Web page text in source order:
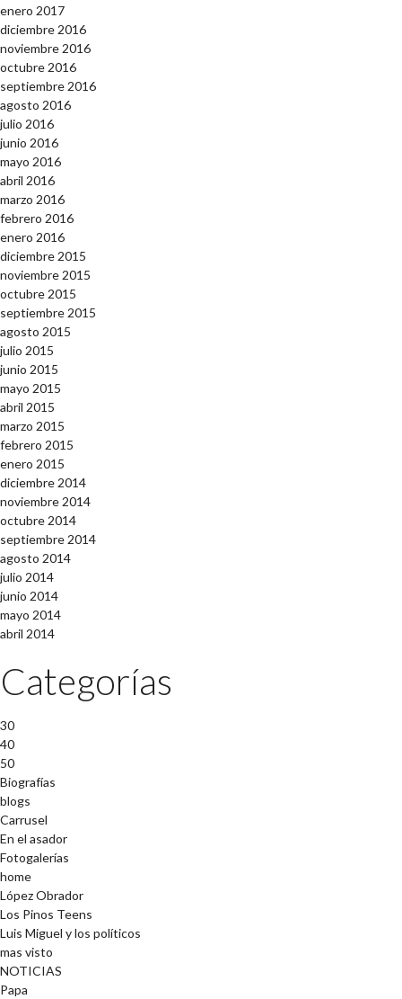
enero 2017
diciembre 2016
noviembre 2016
octubre 2016
septiembre 2016
agosto 2016
julio 2016
junio 2016
mayo 2016
abril 2016
marzo 2016
febrero 2016
enero 2016
diciembre 2015
noviembre 2015
octubre 2015
septiembre 2015
agosto 2015
julio 2015
junio 2015
mayo 2015
abril 2015
marzo 2015
febrero 2015
enero 2015
diciembre 2014
noviembre 2014
octubre 2014
septiembre 2014
agosto 2014
julio 2014
junio 2014
mayo 2014
abril 2014
Categorías
30
40
50
Biografías
blogs
Carrusel
En el asador
Fotogalerías
home
López Obrador
Los Pinos Teens
Luis Miguel y los políticos
mas visto
NOTICIAS
Papa